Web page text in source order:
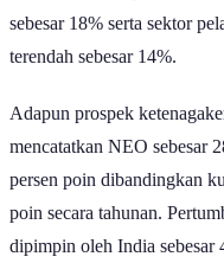
Sektor dengan Prospek
Baca Juga: Sektor
Tertinggi Kuartal II 2026
Berdasarkan laporan